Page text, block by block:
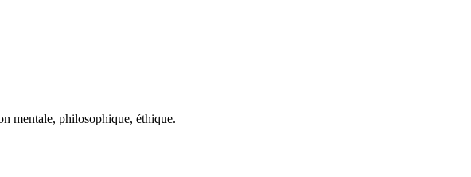
mentale, philosophique, éthique.